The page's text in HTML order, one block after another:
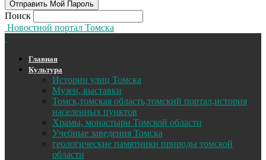
Поиск
Новостной портал Томска
Главная
Культура
Истории улиц Томска
Музеи, выставки
Томск,томская область,томский портал,история
населенных пунктов
Храмы, монастыри Томской области
Учебные заведения Томска
геологические памятники природы томской
области